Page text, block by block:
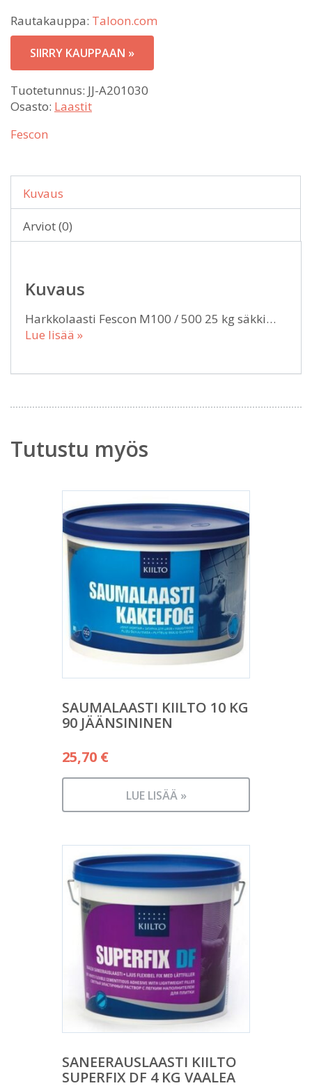
Rautakauppa: Taloon.com
SIIRRY KAUPPAAN »
Tuotetunnus: JJ-A201030
Osasto: Laastit
Fescon
Kuvaus
Arviot (0)
Kuvaus
Harkkolaasti Fescon M100 / 500 25 kg säkki…
Lue lisää »
Tutustu myös
SAUMALAASTI KIILTO 10 KG
90 JÄÄNSININEN
25,70 €
LUE LISÄÄ »
SANEERAUSLAASTI KIILTO
SUPERFIX DF 4 KG VAALEA